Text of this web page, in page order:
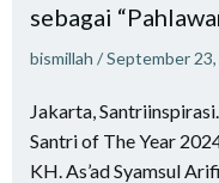
sebagai
bismillah /September
Jakarta,
Santri of The Year
KH. As’ad Syamsul